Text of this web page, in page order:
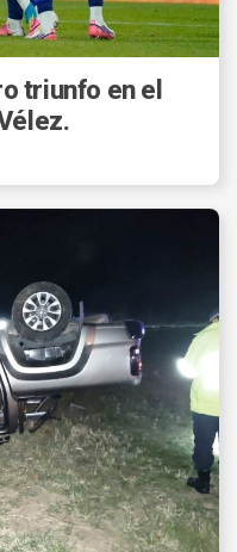
triunfo en el